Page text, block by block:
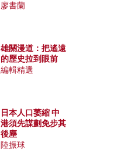
廖書蘭
雄關漫道：把遙遠
的歷史拉到眼前
編輯精選
日本人口萎縮 中
港須先謀劃免步其
後塵
陸振球